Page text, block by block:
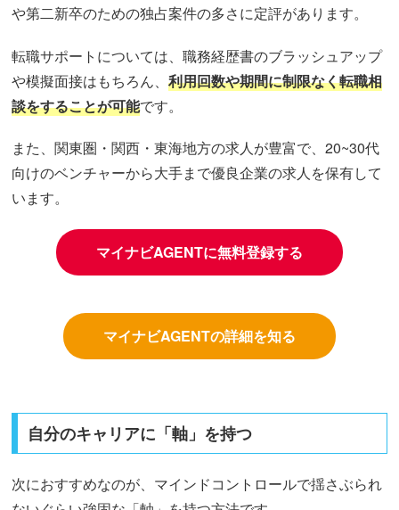
や第二新卒のための独占案件の多さに定評があります。
転職サポートについては、職務経歴書のブラッシュアップ
や模擬⾯接はもちろん、利⽤回数や期間に制限なく転職相
談をすることが可能です。
また、関東圏・関西・東海地方の求人が豊富で、20~30代
向けのベンチャーから大手まで優良企業の求人を保有して
います。
マイナビAGENTに無料登録する
マイナビAGENTの詳細を知る
自分のキャリアに「軸」を持つ
次におすすめなのが、マインドコントロールで揺さぶられ